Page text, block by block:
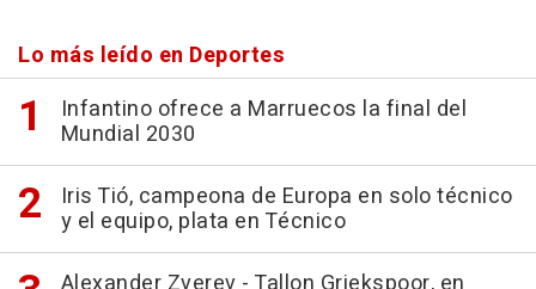
Lo más leído en Deportes
Infantino ofrece a Marruecos la final del
Mundial 2030
Iris Tió, campeona de Europa en solo técnico
y el equipo, plata en Técnico